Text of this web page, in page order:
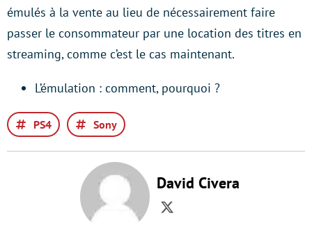
émulés à la vente au lieu de nécessairement faire
passer le consommateur par une location des titres en
streaming, comme c’est le cas maintenant.
L’émulation : comment, pourquoi ?
PS4 Sony
David Civera
Twitter